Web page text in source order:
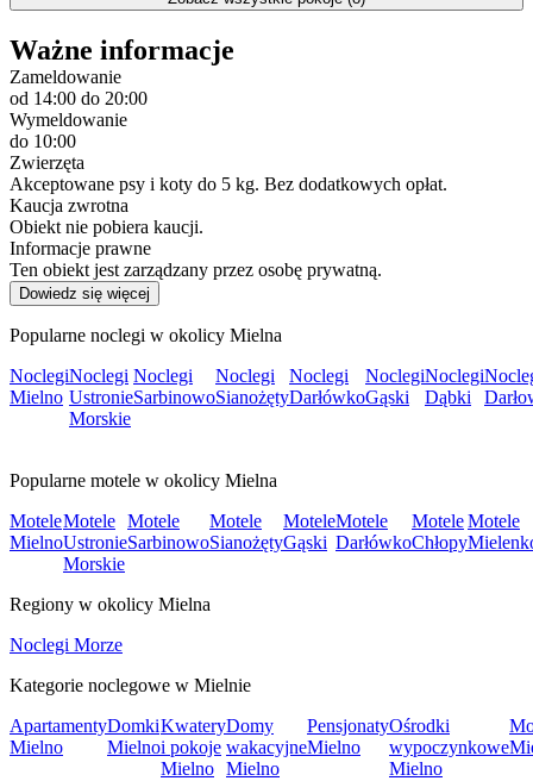
Ważne informacje
Zameldowanie
od 14:00 do 20:00
Wymeldowanie
do 10:00
Zwierzęta
Akceptowane psy i koty do 5 kg. Bez dodatkowych opłat.
Kaucja zwrotna
Obiekt nie pobiera kaucji.
Informacje prawne
Ten obiekt jest zarządzany przez osobę prywatną.
Dowiedz się więcej
Popularne noclegi w okolicy Mielna
Noclegi
Mielno
Noclegi
Ustronie
Morskie
Noclegi
Sarbinowo
Noclegi
Sianożęty
Noclegi
Darłówko
Noclegi
Gąski
Noclegi
Dąbki
Popularne motele w okolicy Mielna
Motele
Mielno
Motele
Ustronie
Morskie
Motele
Sarbinowo
Motele
Sianożęty
Motele
Gąski
Motele
Darłówko
Motele
Chłopy
Motele
Regiony w okolicy Mielna
Noclegi Morze
Kategorie noclegowe w Mielnie
Apartamenty
Mielno
Domki
Mielno
Kwatery
i pokoje
Mielno
Domy
wakacyjne
Mielno
Pensjonaty
Mielno
Ośrodki
wypoczynkowe
Mielno